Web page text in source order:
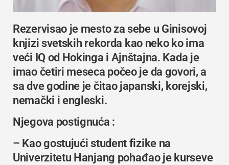
Rezervisao je mesto za sebe u Ginisovoj
knjizi svetskih rekorda kao neko ko ima
veći IQ od Hokinga i Ajnštajna. Kada je
imao četiri meseca počeo je da govori, a
sa dve godine je čitao japanski, korejski,
nemački i engleski.
Njegova postignuća :
– Kao gostujući student fizike na
Univerzitetu Hanjang pohađao je kurseve